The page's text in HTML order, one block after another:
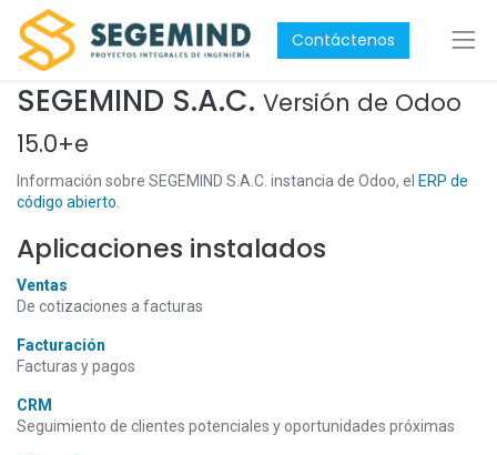
Contáctenos
SEGEMIND S.A.C. Versión de Odoo
15.0+e
Información sobre SEGEMIND S.A.C. instancia de Odoo, el ERP de
código abierto
Aplicaciones instalados
Ventas
De cotizaciones a facturas
Facturación
Facturas y pagos
CRM
Seguimiento de clientes potenciales y oportunidades próximas